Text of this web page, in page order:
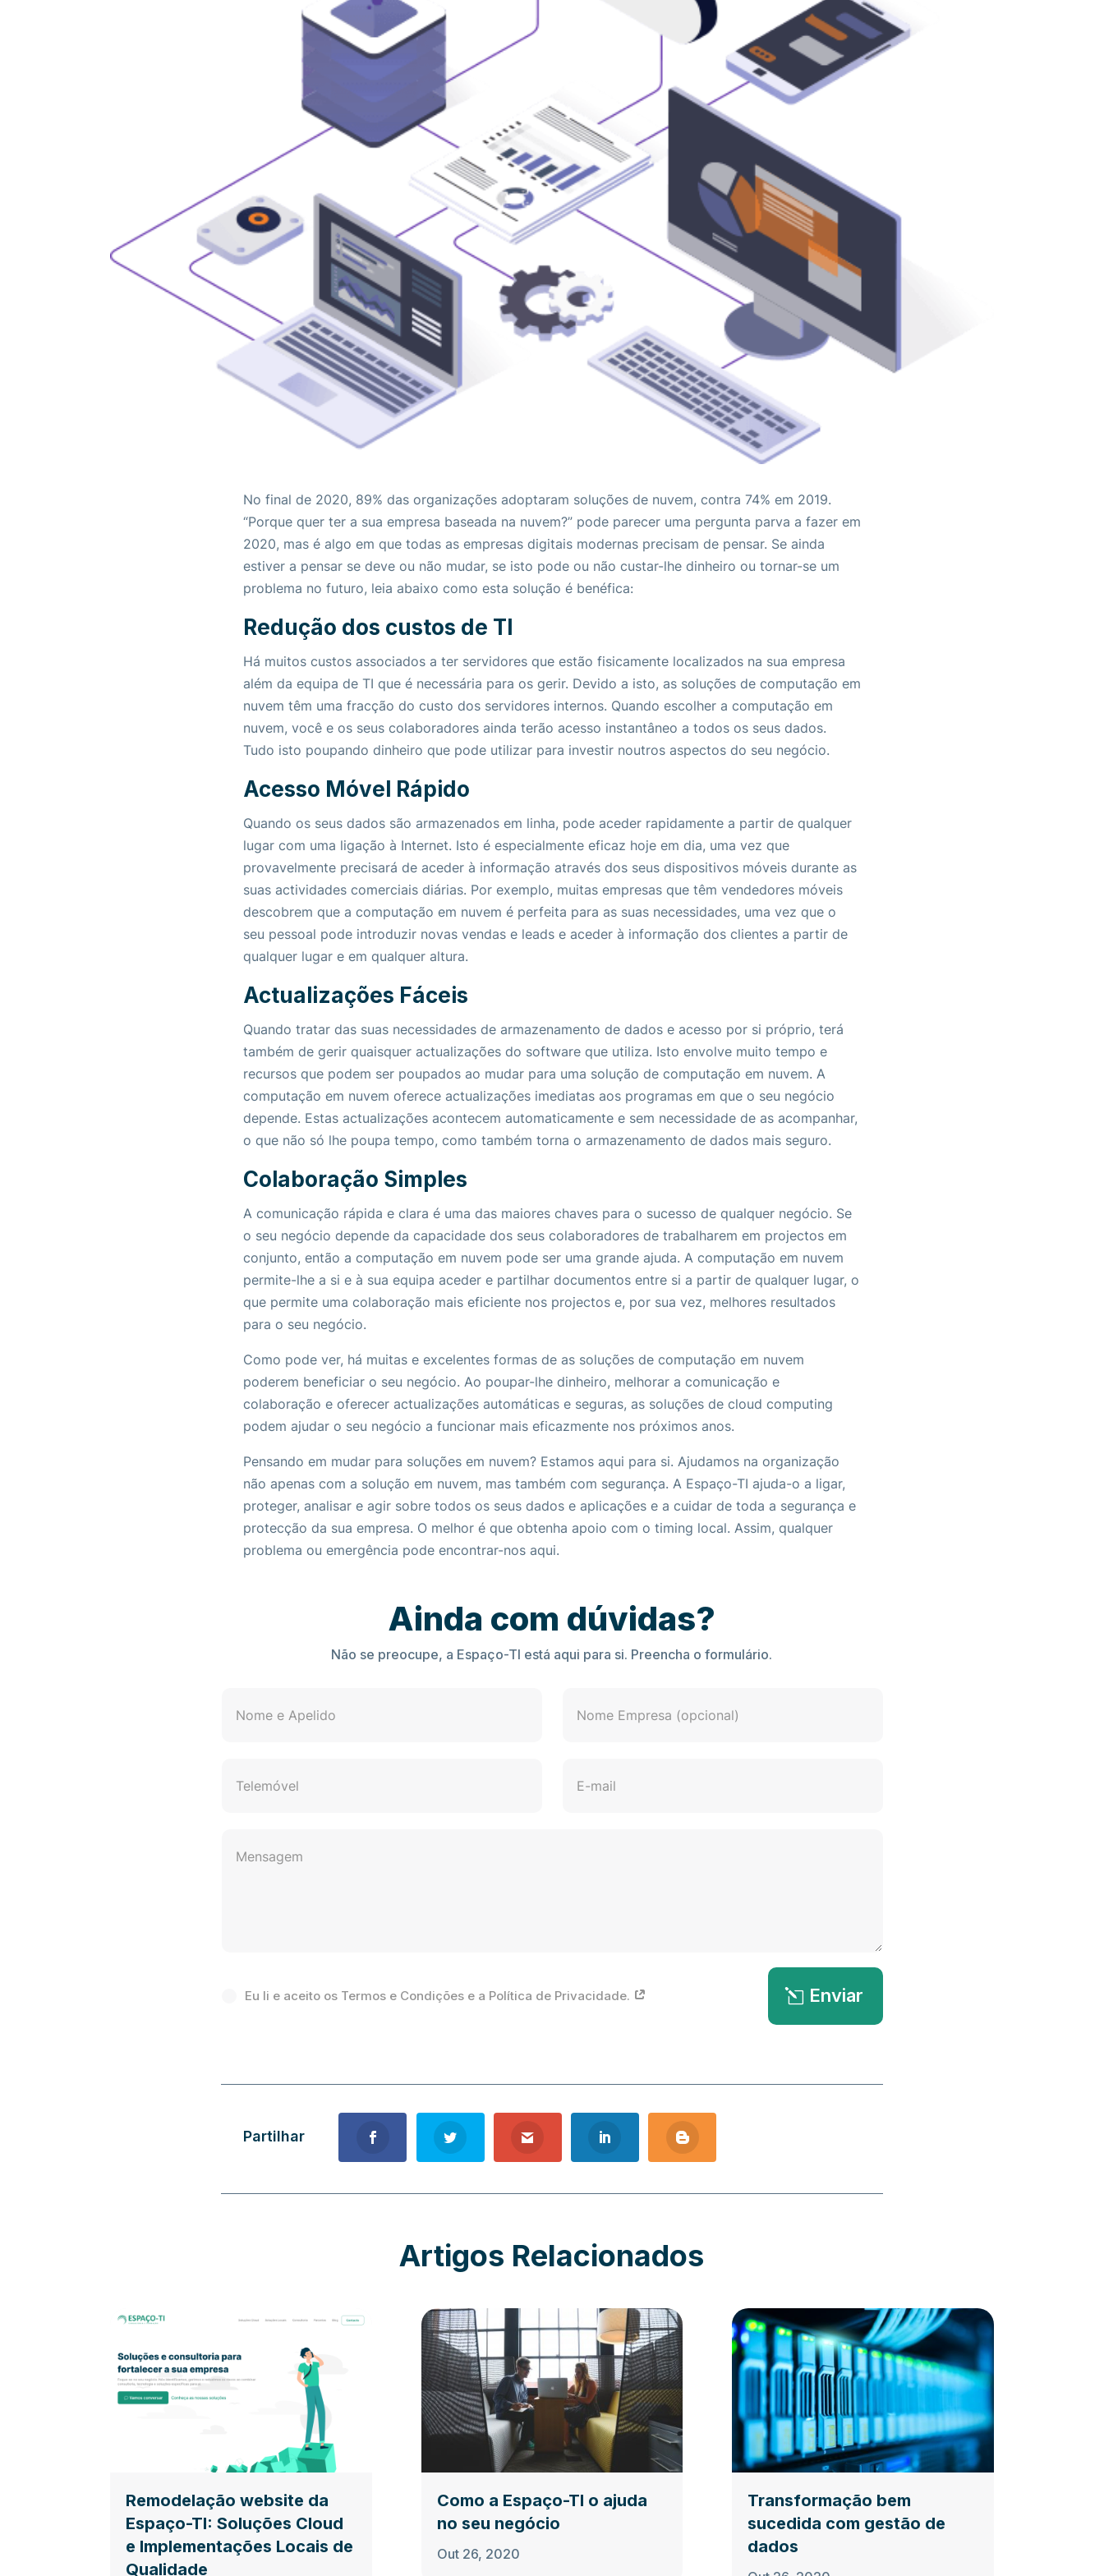
No final de 2020, 89% das organizações adoptaram soluções de nuvem, contra 74% em 2019.
“Porque quer ter a sua empresa baseada na nuvem?” pode parecer uma pergunta parva a fazer em
2020, mas é algo em que todas as empresas digitais modernas precisam de pensar. Se ainda
estiver a pensar se deve ou não mudar, se isto pode ou não custar-lhe dinheiro ou tornar-se um
problema no futuro, leia abaixo como esta solução é benéfica:
Redução dos custos de TI
Há muitos custos associados a ter servidores que estão fisicamente localizados na sua empresa
além da equipa de TI que é necessária para os gerir. Devido a isto, as soluções de computação em
nuvem têm uma fracção do custo dos servidores internos. Quando escolher a computação em
nuvem, você e os seus colaboradores ainda terão acesso instantâneo a todos os seus dados.
Tudo isto poupando dinheiro que pode utilizar para investir noutros aspectos do seu negócio.
Acesso Móvel Rápido
Quando os seus dados são armazenados em linha, pode aceder rapidamente a partir de qualquer
lugar com uma ligação à Internet. Isto é especialmente eficaz hoje em dia, uma vez que
provavelmente precisará de aceder à informação através dos seus dispositivos móveis durante as
suas actividades comerciais diárias. Por exemplo, muitas empresas que têm vendedores móveis
descobrem que a computação em nuvem é perfeita para as suas necessidades, uma vez que o
seu pessoal pode introduzir novas vendas e leads e aceder à informação dos clientes a partir de
qualquer lugar e em qualquer altura.
Actualizações Fáceis
Quando tratar das suas necessidades de armazenamento de dados e acesso por si próprio, terá
também de gerir quaisquer actualizações do software que utiliza. Isto envolve muito tempo e
recursos que podem ser poupados ao mudar para uma solução de computação em nuvem. A
computação em nuvem oferece actualizações imediatas aos programas em que o seu negócio
depende. Estas actualizações acontecem automaticamente e sem necessidade de as acompanhar,
o que não só lhe poupa tempo, como também torna o armazenamento de dados mais seguro.
Colaboração Simples
A comunicação rápida e clara é uma das maiores chaves para o sucesso de qualquer negócio. Se
o seu negócio depende da capacidade dos seus colaboradores de trabalharem em projectos em
conjunto, então a computação em nuvem pode ser uma grande ajuda. A computação em nuvem
permite-lhe a si e à sua equipa aceder e partilhar documentos entre si a partir de qualquer lugar, o
que permite uma colaboração mais eficiente nos projectos e, por sua vez, melhores resultados
para o seu negócio.
Como pode ver, há muitas e excelentes formas de as soluções de computação em nuvem
poderem beneficiar o seu negócio. Ao poupar-lhe dinheiro, melhorar a comunicação e
colaboração e oferecer actualizações automáticas e seguras, as soluções de cloud computing
podem ajudar o seu negócio a funcionar mais eficazmente nos próximos anos.
Pensando em mudar para soluções em nuvem? Estamos aqui para si. Ajudamos na organização
não apenas com a solução em nuvem, mas também com segurança. A Espaço-TI ajuda-o a ligar,
proteger, analisar e agir sobre todos os seus dados e aplicações e a cuidar de toda a segurança e
protecção da sua empresa. O melhor é que obtenha apoio com o timing local. Assim, qualquer
problema ou emergência pode encontrar-nos aqui.
Ainda com dúvidas?
Não se preocupe, a Espaço-TI está aqui para si. Preencha o formulário.
‏‏‎ ‎Eu li e aceito os Termos e Condições e a Política de Privacidade.
Enviar
Partilhar
Artigos Relacionados
Remodelação website da
Espaço-TI: Soluções Cloud
e Implementações Locais de
Qualidade
Como a Espaço-TI o ajuda
no seu negócio
Out 26, 2020
Transformação bem
sucedida com gestão de
dados